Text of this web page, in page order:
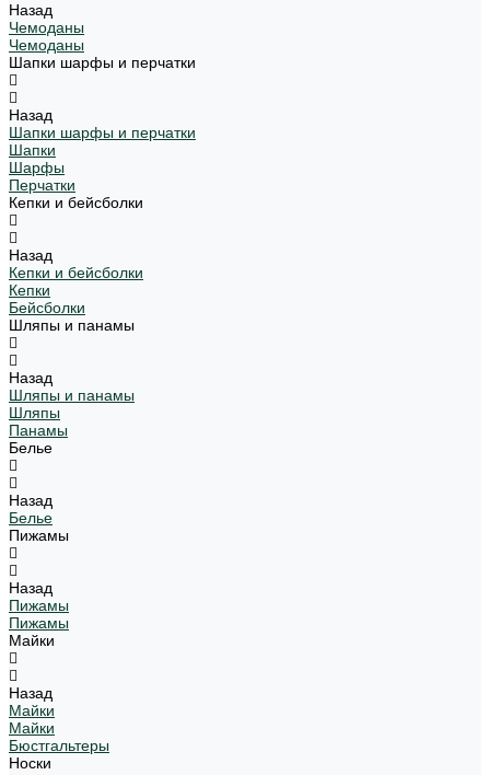
Назад
Чемоданы
Чемоданы
Шапки шарфы и перчатки
Назад
Шапки шарфы и перчатки
Шапки
Шарфы
Перчатки
Кепки и бейсболки
Назад
Кепки и бейсболки
Кепки
Бейсболки
Шляпы и панамы
Назад
Шляпы и панамы
Шляпы
Панамы
Белье
Назад
Белье
Пижамы
Назад
Пижамы
Пижамы
Майки
Назад
Майки
Майки
Бюстгальтеры
Носки